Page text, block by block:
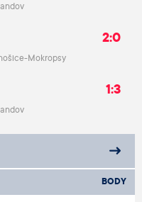
2:0
Mokropsy
1:3
BODY